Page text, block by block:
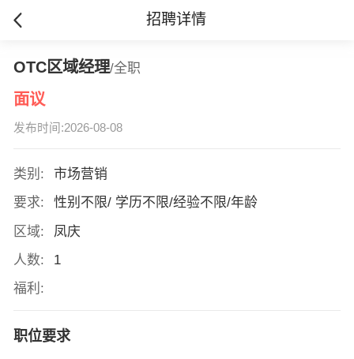
招聘详情
OTC区域经理/全职
面议
发布时间:2026-08-08
类别:
市场营销
要求:
性别不限/ 学历不限/经验不限/年龄
区域:
凤庆
人数:
1
福利:
职位要求